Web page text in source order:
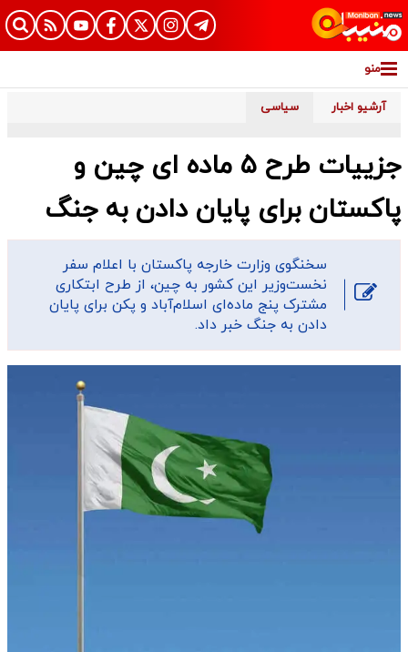
منو
آرشیو اخبار سیاسی
جزییات طرح ۵ ماده ای چین و
پاکستان برای پایان دادن به جنگ
سخنگوی وزارت خارجه پاکستان با اعلام سفر
نخست‌وزیر این کشور به چین، از طرح ابتکاری
مشترک پنج ماده‌ای اسلام‌آباد و پکن برای پایان
دادن به جنگ خبر داد.